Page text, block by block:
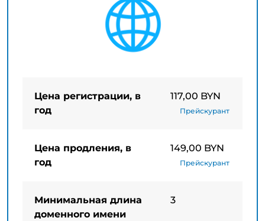
Цена регистрации, в
год
117,00 BYN
Прейскурант
Цена продления, в
год
149,00 BYN
Прейскурант
Минимальная длина
доменного имени
3